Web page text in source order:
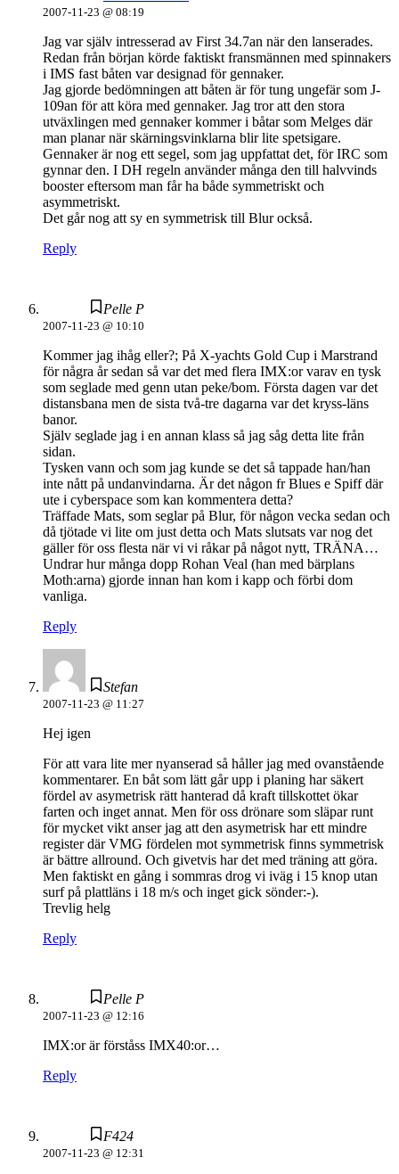
2007-11-23 @ 08:19
Jag var själv intresserad av First 34.7an när den lanserades.
Redan från början körde faktiskt fransmännen med spinnakers
i IMS fast båten var designad för gennaker.
Jag gjorde bedömningen att båten är för tung ungefär som J-
109an för att köra med gennaker. Jag tror att den stora
utväxlingen med gennaker kommer i båtar som Melges där
man planar när skärningsvinklarna blir lite spetsigare.
Gennaker är nog ett segel, som jag uppfattat det, för IRC som
gynnar den. I DH regeln använder många den till halvvinds
booster eftersom man får ha både symmetriskt och
asymmetriskt.
Det går nog att sy en symmetrisk till Blur också.
Reply
Pelle P
2007-11-23 @ 10:10
Kommer jag ihåg eller?; På X-yachts Gold Cup i Marstrand
för några år sedan så var det med flera IMX:or varav en tysk
som seglade med genn utan peke/bom. Första dagen var det
distansbana men de sista två-tre dagarna var det kryss-läns
banor.
Själv seglade jag i en annan klass så jag såg detta lite från
sidan.
Tysken vann och som jag kunde se det så tappade han/han
inte nått på undanvindarna. Är det någon fr Blues e Spiff där
ute i cyberspace som kan kommentera detta?
Träffade Mats, som seglar på Blur, för någon vecka sedan och
då tjötade vi lite om just detta och Mats slutsats var nog det
gäller för oss flesta när vi vi råkar på något nytt, TRÄNA…
Undrar hur många dopp Rohan Veal (han med bärplans
Moth:arna) gjorde innan han kom i kapp och förbi dom
vanliga.
Reply
Stefan
2007-11-23 @ 11:27
Hej igen
För att vara lite mer nyanserad så håller jag med ovanstående
kommentarer. En båt som lätt går upp i planing har säkert
fördel av asymetrisk rätt hanterad då kraft tillskottet ökar
farten och inget annat. Men för oss drönare som släpar runt
för mycket vikt anser jag att den asymetrisk har ett mindre
register där VMG fördelen mot symmetrisk finns symmetrisk
är bättre allround. Och givetvis har det med träning att göra.
Men faktiskt en gång i sommras drog vi iväg i 15 knop utan
surf på plattläns i 18 m/s och inget gick sönder:-).
Trevlig helg
Reply
Pelle P
2007-11-23 @ 12:16
IMX:or är förståss IMX40:or…
Reply
F424
2007-11-23 @ 12:31